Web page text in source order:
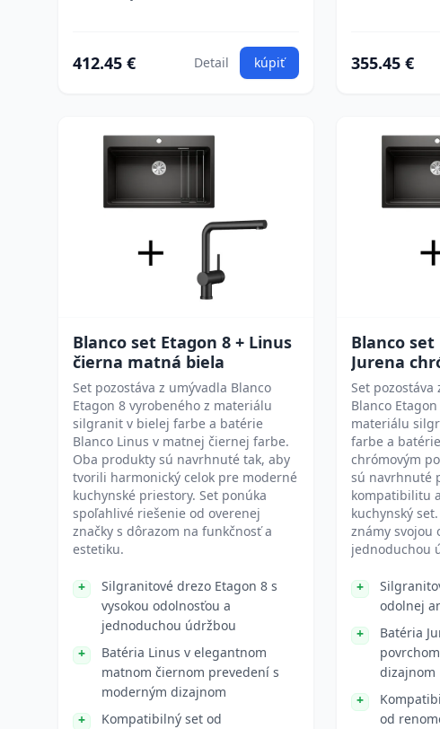
412.45 € Detail kúpiť 355.45 €
Blanco set Etagon 8 + Linus
čierna matná biela
Set pozostáva z umývadla Blanco
Etagon 8 vyrobeného z materiálu
silgranit v bielej farbe a batérie
Blanco Linus v matnej čiernej farbe.
Oba produkty sú navrhnuté tak, aby
tvorili harmonický celok pre moderné
kuchynské priestory. Set ponúka
spoľahlivé riešenie od overenej
značky s dôrazom na funkčnosť a
estetiku.
Silgranitové drezo Etagon 8 s
vysokou odolnosťou a
jednoduchou údržbou
Batéria Linus v elegantnom
matnom čiernom prevedení s
moderným dizajnom
Kompatibilný set od
Blanco set
Jurena
Set pozostáva
Blanco
materiálu
farbe a
chrómovým
sú navrhnuté
kompatibilitu
kuchynský
známy svojou
jednoduchou
odolnej
Batéria
dizajnom
od